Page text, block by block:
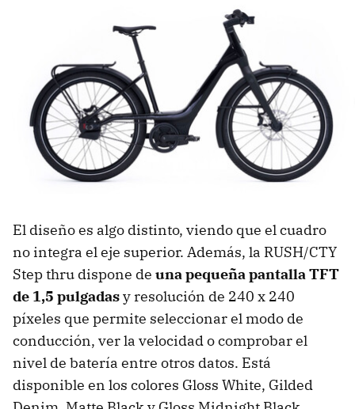
El diseño es algo distinto, viendo que el cuadro
no integra el eje superior. Además, la RUSH/CTY
Step thru dispone de una pequeña pantalla TFT
de 1,5 pulgadasy resolución de 240 x 240
píxeles que permite seleccionar el modo de
conducción, ver la velocidad o comprobar el
nivel de batería entre otros datos. Está
disponible en los colores Gloss White, Gilded